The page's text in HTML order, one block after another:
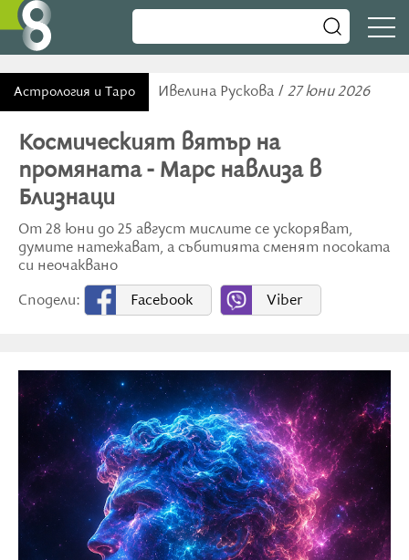
Астрология и Таро Ивелина Рускова / 27 юни 2026
Космическият вятър на
промяната - Марс навлиза в
Близнаци
От 28 юни до 25 август мислите се ускоряват,
думите натежават, а събитията сменят посоката
си неочаквано
Сподели:
Facebook Viber